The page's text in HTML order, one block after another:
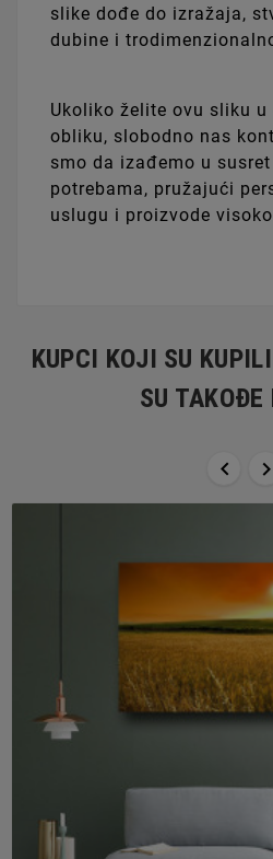
slike dođe do izražaja,
dubine i
Ukoliko želite ovu sliku
obliku, slobodno nas
smo da izađemo u
potrebama, pružajući
uslugu i proizvode
KUPCI KOJI SU
SU TAKOĐE
 